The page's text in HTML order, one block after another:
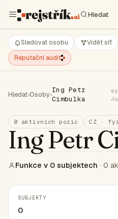
Sledovat osobu Vidět síť
Reputační audit
Hledat›Osoby›
Ing Petr
Cimbulka
0 aktivních pozic CZ ·
Ing Petr
Funkce v 0 subjektech · 0
SUBJEKTY
0